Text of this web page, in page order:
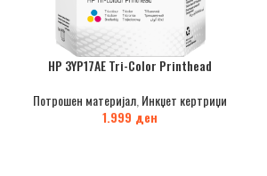
HP 3YP17AE Tri-Color Printhead
Потрошен материјал Инкџет кертриџи
1.999 ден